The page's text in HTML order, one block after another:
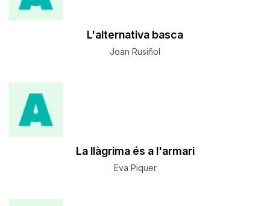
L'alternativa basca
Joan Rusiñol
La llàgrima és a l'armari
Eva Piquer